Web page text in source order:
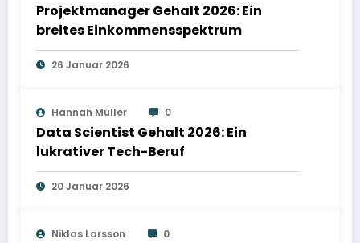
Projektmanager Gehalt 2026: Ein
breites Einkommensspektrum
26 Januar 2026
Hannah Müller 0
Data Scientist Gehalt 2026: Ein
lukrativer Tech-Beruf
20 Januar 2026
Niklas Larsson 0